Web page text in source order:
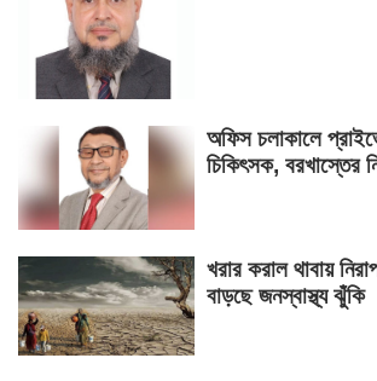
অফিস চলাকালে
চিকিৎসক, বরখাস্তের
খরার করাল থাবায়
বাড়ছে জনস্বাস্থ্য ঝুঁকি